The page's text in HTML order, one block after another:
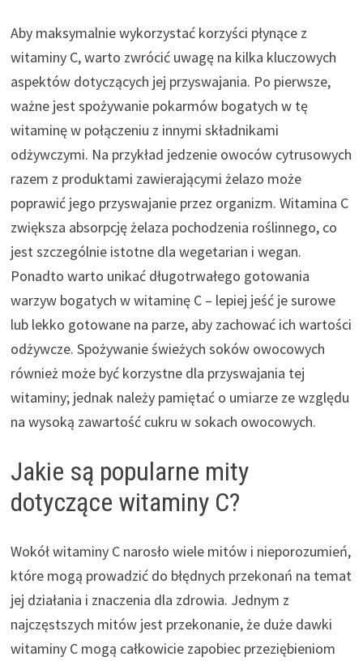
Aby maksymalnie wykorzystać korzyści płynące z
witaminy C, warto zwrócić uwagę na kilka kluczowych
aspektów dotyczących jej przyswajania. Po pierwsze,
ważne jest spożywanie pokarmów bogatych w tę
witaminę w połączeniu z innymi składnikami
odżywczymi. Na przykład jedzenie owoców cytrusowych
razem z produktami zawierającymi żelazo może
poprawić jego przyswajanie przez organizm. Witamina C
zwiększa absorpcję żelaza pochodzenia roślinnego, co
jest szczególnie istotne dla wegetarian i wegan.
Ponadto warto unikać długotrwałego gotowania
warzyw bogatych w witaminę C – lepiej jeść je surowe
lub lekko gotowane na parze, aby zachować ich wartości
odżywcze. Spożywanie świeżych soków owocowych
również może być korzystne dla przyswajania tej
witaminy; jednak należy pamiętać o umiarze ze względu
na wysoką zawartość cukru w sokach owocowych.
Jakie są popularne mity
dotyczące witaminy C?
Wokół witaminy C narosło wiele mitów i nieporozumień,
które mogą prowadzić do błędnych przekonań na temat
jej działania i znaczenia dla zdrowia. Jednym z
najczęstszych mitów jest przekonanie, że duże dawki
witaminy C mogą całkowicie zapobiec przeziębieniom